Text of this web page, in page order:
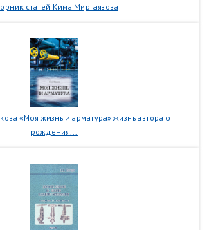
статей Кима Миргаязова
«Моя жизнь и арматура» жизнь автора от
рождения...